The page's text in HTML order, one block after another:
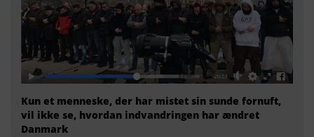
Kun et menneske, der har mistet sin sunde fornuft,
vil ikke se, hvordan indvandringen har ændret
Danmark